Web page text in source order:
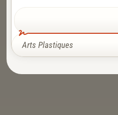
Arts Plastiques